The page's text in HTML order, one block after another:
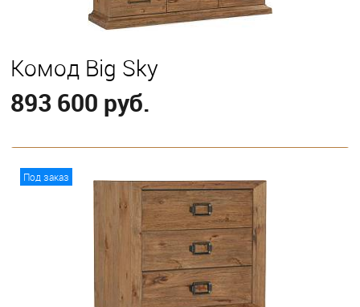
Комод Big Sky
893 600 руб.
Под заказ